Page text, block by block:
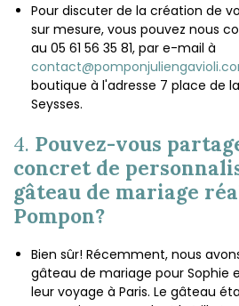
Pour discuter de la création de
sur mesure, vous pouvez nous
au 05 61 56 35 81, par e-mail à
boutique à l'adresse 7 place de
Seysses.
4. Pouvez-vous
concret de
gâteau de mariage
Pompon?
Bien sûr! Récemment, nous
gâteau de mariage pour Sophie
leur voyage à Paris. Le gâteau